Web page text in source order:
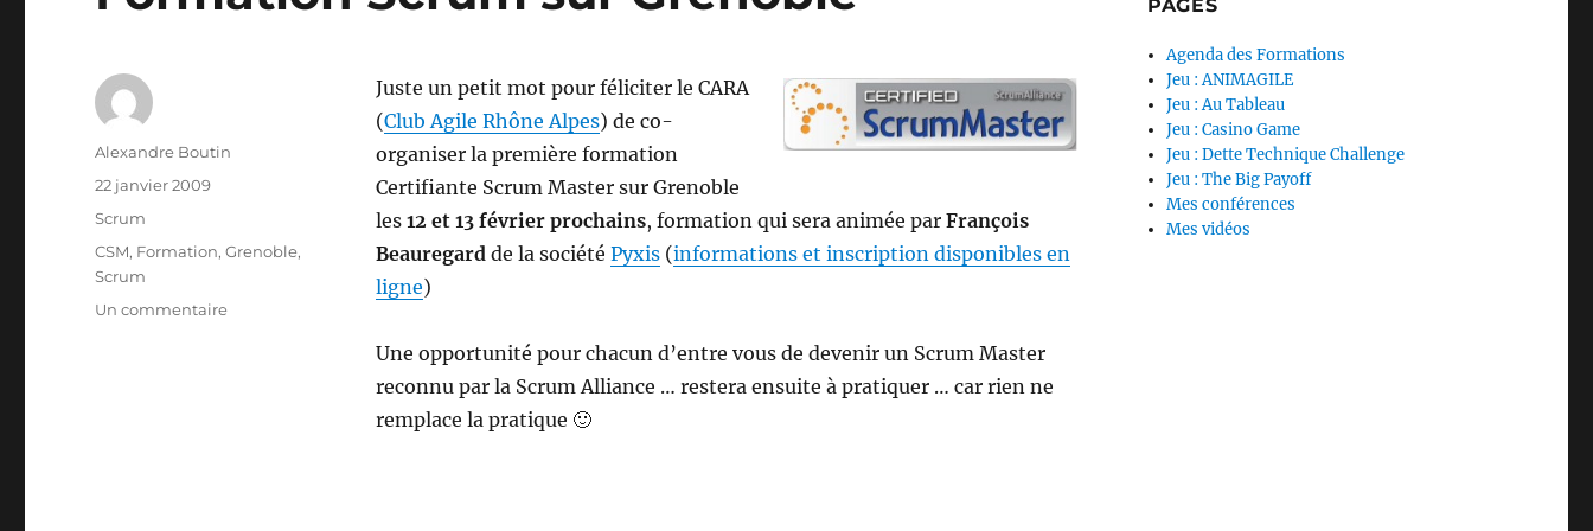
Juste un petit mot pour féliciter le CARA
(Club Agile Rhône Alpes) de co-
organiser la première formation
Certifiante Scrum Master sur Grenoble
les 12 et 13 février prochains, formation qui sera animée par François
Beauregardde la société Pyxis(informations et inscription disponibles en
ligne)
Une opportunité pour chacun d’entre vous de devenir un Scrum Master
reconnu par la Scrum Alliance … restera ensuite à pratiquer … car rien ne
remplace la pratique 🙂
Auteur
Alexandre Boutin
Publié
22 janvier 2009
Catégories
Scrum
Étiquettes
CSM, Formation,Grenoble,
Scrum
Un commentairesur
PAGES
Agenda des Formations
Jeu : ANIMAGILE
Jeu : Au Tableau
Jeu : Casino Game
Jeu : Dette Technique Challenge
Jeu : The Big Payoff
Mes conférences
Mes vidéos